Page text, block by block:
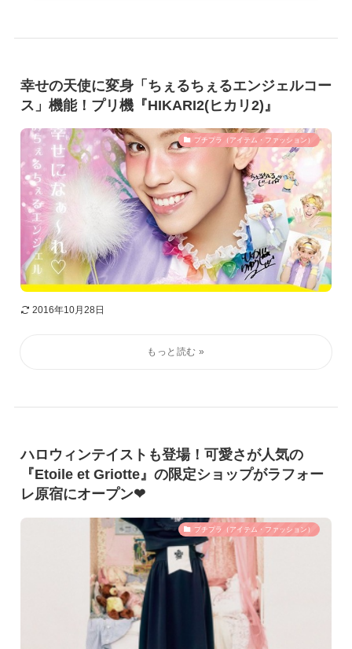
幸せの天使に変身「ちぇるちぇるエンジェルコー
ス」機能！プリ機『HIKARI2(ヒカリ2)』
プチプラ（アイテム・ファッション）
2016年10月28日
ハロウィンテイストも登場！可愛さが人気の
『Etoile et Griotte』の限定ショップがラフォー
レ原宿にオープン❤︎
プチプラ（アイテム・ファッション）